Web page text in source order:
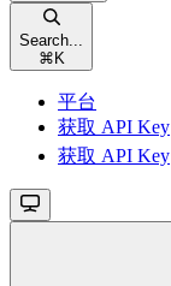
Search...
⌘ K
平台
获取 API Key
获取 API Key